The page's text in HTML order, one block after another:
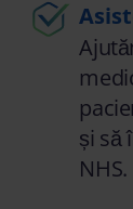
și să
NHS.